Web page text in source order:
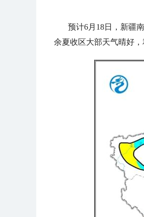
预计6月18日，新疆
余夏收区大部天气晴好